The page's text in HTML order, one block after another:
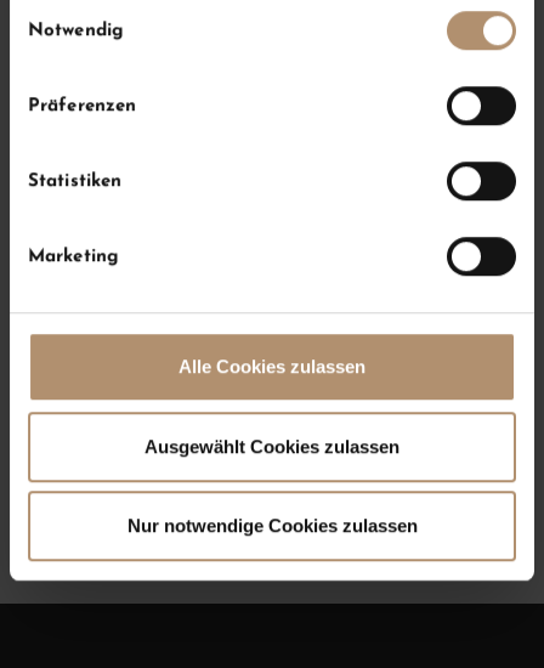
Notwendig
Präferenzen
Statistiken
Marketing
Alle Cookies zulassen
Ausgewählt Cookies zulassen
Nur notwendige Cookies zulassen
f
ab€ 935,- pro Nacht
VERFÜGBARKEIT PRÜFEN